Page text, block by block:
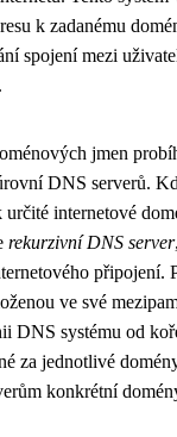
k zadanému
spojení mezi
jmen
DNS serverů.
určité internetové
rekurzivní DNS server
připojení.
ve své
DNS systému od
za jednotlivé
konkrétní